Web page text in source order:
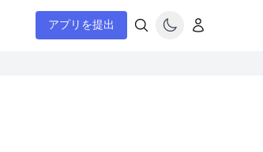
アプリを提出